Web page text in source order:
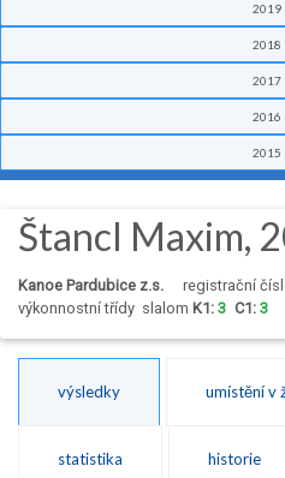
2019
2018
2017
2016
2015
Štancl Maxim,
Kanoe Pardubice z.s.
registrační
výkonnostní třídy slalom K1: 3 C1: 3
výsledky umístění v
statistika historie